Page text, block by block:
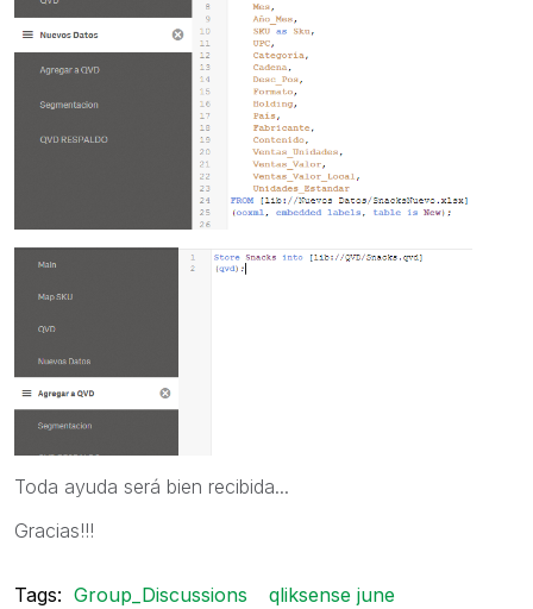
Toda ayuda será bien recibida...
Gracias!!!
Tags: Group_Discussions qliksense june